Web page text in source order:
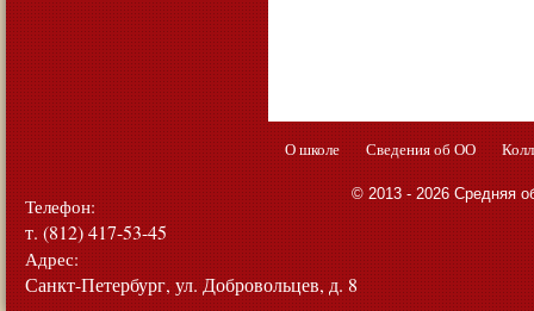
О школе Сведения об ОО
Телефон:
т. (812) 417-53-45
Адрес:
Санкт-Петербург, ул. Добровольцев, д. 8
© 2013 - 2026 Средняя